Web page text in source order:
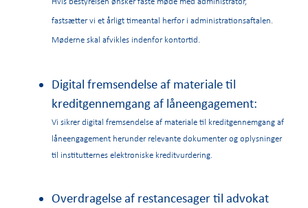
fastsætter vi et årligt timeantal herfor i administrationsaftalen.
Møderne skal afvikles indenfor kontortid.
Digital fremsendelse af materiale til
kreditgennemgang af låneengagement:
Vi sikrer digital fremsendelse af materiale til kreditgennemgang af
låneengagement herunder relevante dokumenter og oplysninger
til institutternes elektroniske kreditvurdering.
Overdragelse af restancesager til advokat